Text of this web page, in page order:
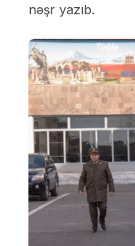
nəşr yazıb.